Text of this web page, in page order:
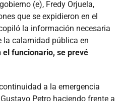
(e), Fredy Orjuela,
que se expidieron en el
la información necesaria
la calamidad pública en
el funcionario, se prevé
a la emergencia
Petro haciendo frente a